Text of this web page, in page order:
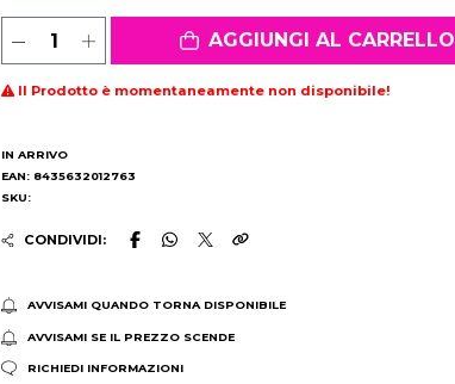
AGGIUNGI AL CARRELLO
Il Prodotto è momentaneamente non disponibile!
IN ARRIVO
EAN: 8435632012763
SKU:
CONDIVIDI:
AVVISAMI QUANDO TORNA DISPONIBILE
AVVISAMI SE IL PREZZO SCENDE
RICHIEDI INFORMAZIONI